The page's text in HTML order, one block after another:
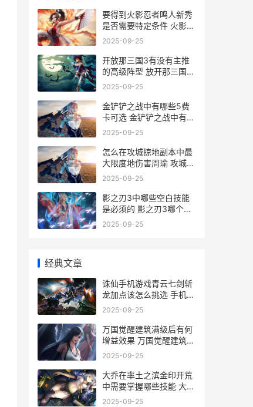
要得到火影忍者鸣人新秀
是否需要特定条件 火影免
费获得忍者
2025-09-25
开放那三国3有没有主推
的高级阵型 放开那三国3
可以混搭
2025-09-25
金铲铲之战中有哪些5费
卡可选 金铲铲之战中有哪
些飞升者法杖?
2025-09-25
怎么在攻城掠地副本中最
大限度地伤害周瑜 攻城掠
地怎么玩啊
2025-09-25
影之刃3中哪些空白技能
是必须的 影之刃3哪个人
物
2025-09-25
经典文章
诛仙手机游戏青云七剑斩
龙加点该怎么挑选 手机版
诛仙
2025-09-25
万国觉醒建筑满级后有何
增益效果 万国觉醒建筑满
级后建筑加速怎么办
2025-09-25
大乔在率土之滨金印开荒
中需要掌握哪些技能 大乔
率土之滨战法搭配
2025-09-25